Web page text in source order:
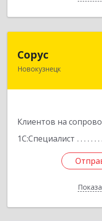
Сорус
Новокузнецк
Клиентов на
1С:Специалист
654005,